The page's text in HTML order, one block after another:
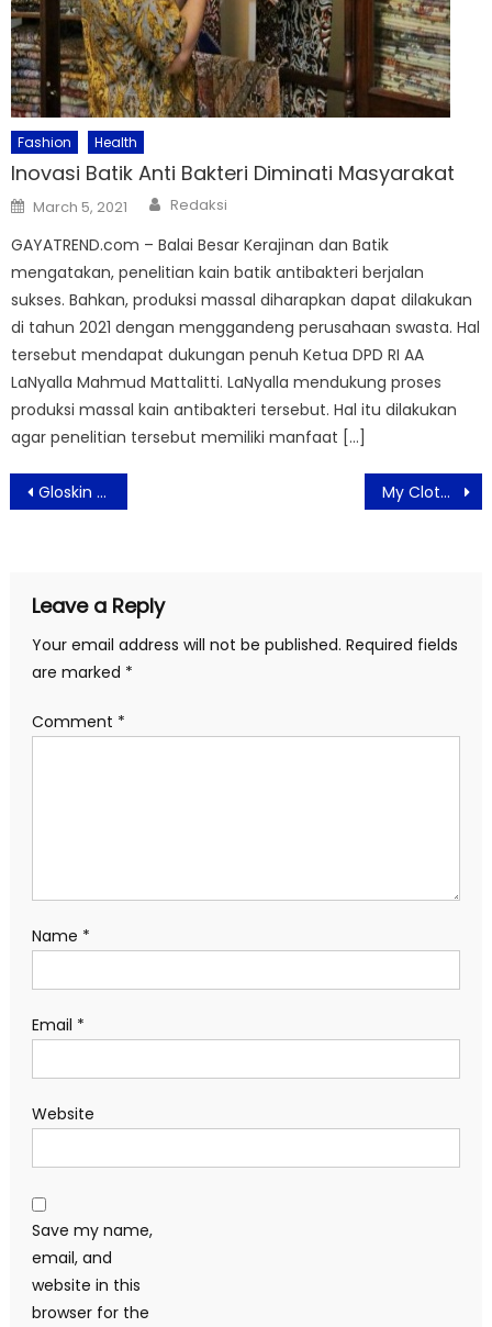
Fashion Health
Inovasi Batik Anti Bakteri Diminati Masyarakat
Posted
on
March 5, 2021 Author
Redaksi
GAYATREND.com – Balai Besar Kerajinan dan Batik
mengatakan, penelitian kain batik antibakteri berjalan
sukses. Bahkan, produksi massal diharapkan dapat dilakukan
di tahun 2021 dengan menggandeng perusahaan swasta. Hal
tersebut mendapat dukungan penuh Ketua DPD RI AA
LaNyalla Mahmud Mattalitti. LaNyalla mendukung proses
produksi massal kain antibakteri tersebut. Hal itu dilakukan
agar penelitian tersebut memiliki manfaat […]
Post
navigation
Gloskin Masterclass Luncurkan Platform Program Pengembangan Pribadi Cantik Seutuhnya My Clothes Koleksikan L’Avenir Fashion Gaya Urban Outfit
Leave a Reply
Your email address will not be published. Required fields
are marked *
Comment *
Name *
Email *
Website
Save my name,
email, and
website in this
browser for the